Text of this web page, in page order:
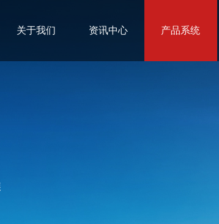
关于我们 资讯中心 产品系统